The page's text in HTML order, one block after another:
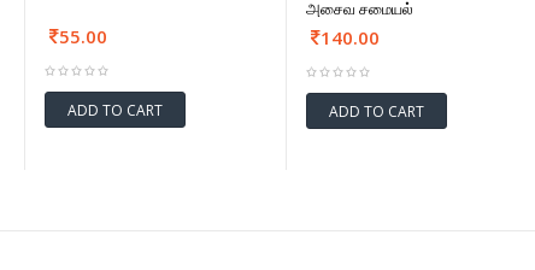
55.00
ADD TO CART
அசைவ சமையல்
140.00
ADD TO CART